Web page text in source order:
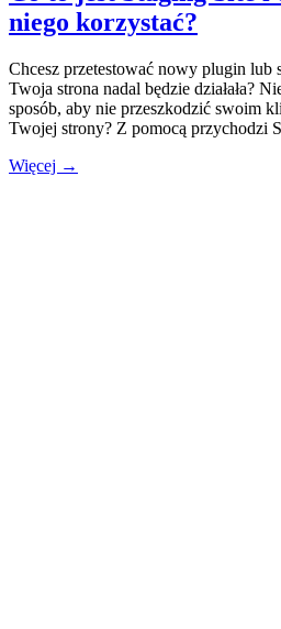
niego korzystać?
Chcesz przetestować nowy plugin lub
Twoja strona nadal będzie działała?
sposób, aby nie przeszkodzić swoim
Twojej strony? Z pomocą przychodzi
Więcej →